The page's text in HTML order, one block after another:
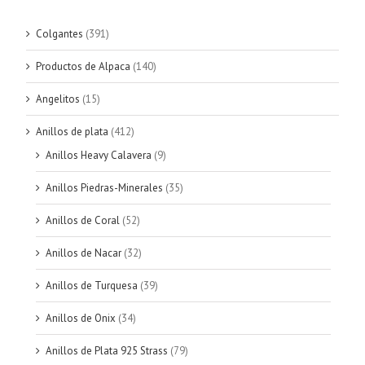
Colgantes (391)
Productos de Alpaca (140)
Angelitos (15)
Anillos de plata (412)
Anillos Heavy Calavera (9)
Anillos Piedras-Minerales (35)
Anillos de Coral (52)
Anillos de Nacar (32)
Anillos de Turquesa (39)
Anillos de Onix (34)
Anillos de Plata 925 Strass (79)